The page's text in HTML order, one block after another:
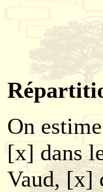
On
[x] dans
Vaud, [x]